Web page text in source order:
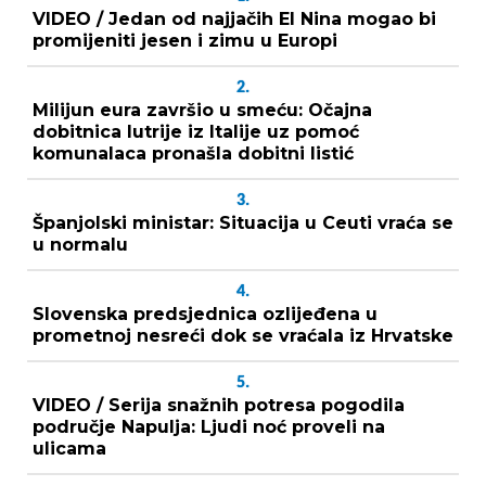
VIDEO / Jedan od najjačih El Nina mogao bi
promijeniti jesen i zimu u Europi
2.
Milijun eura završio u smeću: Očajna
dobitnica lutrije iz Italije uz pomoć
komunalaca pronašla dobitni listić
3.
Španjolski ministar: Situacija u Ceuti vraća se
u normalu
4.
Slovenska predsjednica ozlijeđena u
prometnoj nesreći dok se vraćala iz Hrvatske
5.
VIDEO / Serija snažnih potresa pogodila
područje Napulja: Ljudi noć proveli na
ulicama